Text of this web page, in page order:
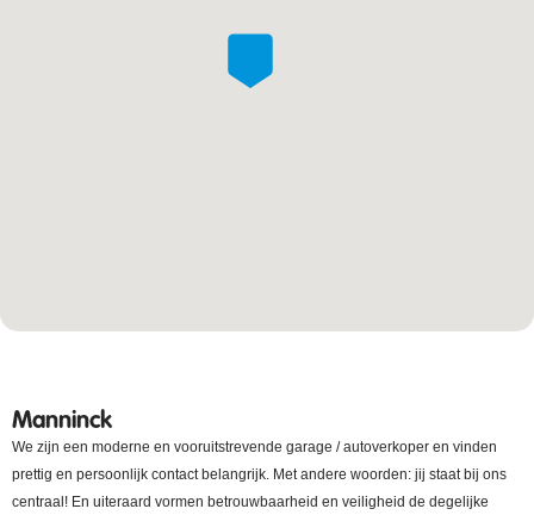
Manninck
We zijn een moderne en vooruitstrevende garage / autoverkoper en vinden
prettig en persoonlijk contact belangrijk. Met andere woorden: jij staat bij ons
centraal! En uiteraard vormen betrouwbaarheid en veiligheid de degelijke